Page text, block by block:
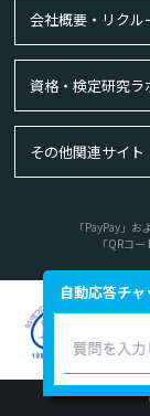
自動応答チャ
会社概要・リクル
資格・検定研究ラ
その他関連サイト
「PayPay」
「QRコ